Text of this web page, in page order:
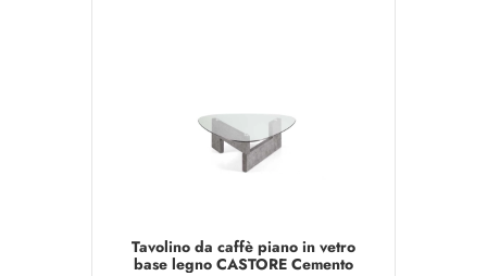
Tavolino da caffè piano in vetro
base legno CASTORE Cemento